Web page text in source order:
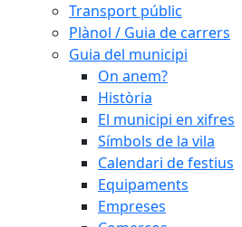
Transport públic
Plànol / Guia de carrers
Guia del municipi
On anem?
Història
El municipi en xifres
Símbols de la vila
Calendari de festius
Equipaments
Empreses